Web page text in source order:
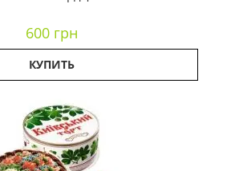
600 грн
КУПИТЬ